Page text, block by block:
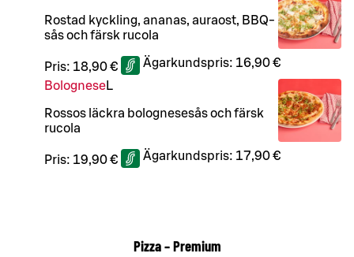
Rostad kyckling, ananas, auraost, BBQ-
sås och färsk rucola
Pris: 18,90 € Ägarkundspris: 16,90 €
BologneseL
Rossos läckra bolognesesås och färsk
rucola
Pris: 19,90 € Ägarkundspris: 17,90 €
Pizza – Premium